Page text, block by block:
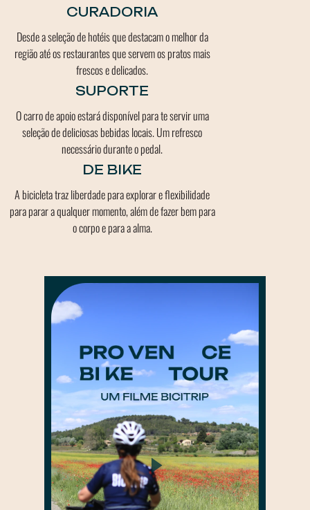
CURADORIA
Desde a seleção de hotéis que destacam o melhor da
região até os restaurantes que servem os pratos mais
frescos e delicados.
SUPORTE
O carro de apoio estará disponível para te servir uma
seleção de deliciosas bebidas locais. Um refresco
necessário durante o pedal.
DE BIKE
A bicicleta traz liberdade para explorar e flexibilidade
para parar a qualquer momento, além de fazer bem para
o corpo e para a alma.